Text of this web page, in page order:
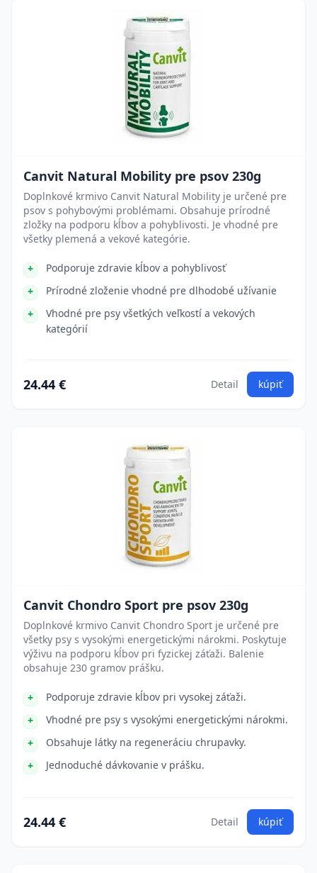
Canvit Natural Mobility pre psov 230g
Doplnkové krmivo Canvit Natural Mobility je určené pre
psov s pohybovými problémami. Obsahuje prírodné
zložky na podporu kĺbov a pohyblivosti. Je vhodné pre
všetky plemená a vekové kategórie.
Podporuje zdravie kĺbov a pohyblivosť
Prírodné zloženie vhodné pre dlhodobé užívanie
Vhodné pre psy všetkých veľkostí a vekových
kategórií
24.44 € Detail kúpiť
Canvit Chondro Sport pre psov 230g
Doplnkové krmivo Canvit Chondro Sport je určené pre
všetky psy s vysokými energetickými nárokmi. Poskytuje
výživu na podporu kĺbov pri fyzickej záťaži. Balenie
obsahuje 230 gramov prášku.
Podporuje zdravie kĺbov pri vysokej záťaži.
Vhodné pre psy s vysokými energetickými nárokmi.
Obsahuje látky na regeneráciu chrupavky.
Jednoduché dávkovanie v prášku.
24.44 € Detail kúpiť